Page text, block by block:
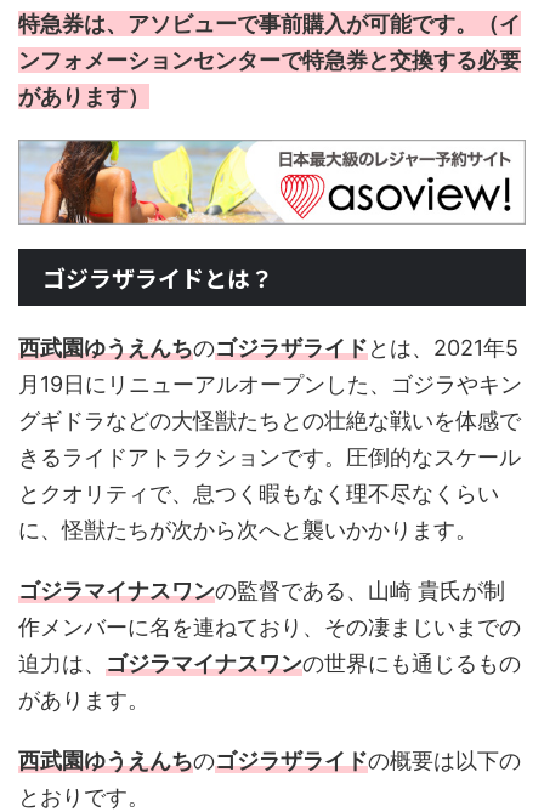
特急券は、アソビューで事前購入が可能です。（イ
ンフォメーションセンターで特急券と交換する必要
があります）
ゴジラザライドとは？
西武園ゆうえんちのゴジラザライドとは、2021年5
月19日にリニューアルオープンした、ゴジラやキン
グギドラなどの大怪獣たちとの壮絶な戦いを体感で
きるライドアトラクションです。圧倒的なスケール
とクオリティで、息つく暇もなく理不尽なくらい
に、怪獣たちが次から次へと襲いかかります。
ゴジラマイナスワンの監督である、山崎 貴氏が制
作メンバーに名を連ねており、その凄まじいまでの
迫力は、 ゴジラマイナスワンの世界にも通じるもの
があります。
西武園ゆうえんちのゴジラザライドの概要は以下の
とおりです。